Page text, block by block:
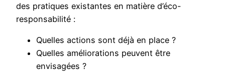
des pratiques existantes en matière d’éco-
responsabilité :
Quelles actions sont déjà en place ?
Quelles améliorations peuvent être
envisagées ?